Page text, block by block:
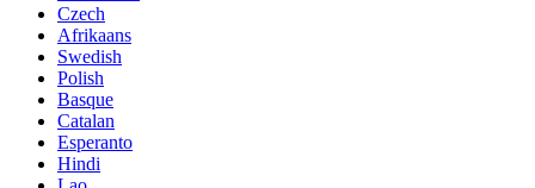
Czech
Afrikaans
Swedish
Polish
Basque
Catalan
Esperanto
Hindi